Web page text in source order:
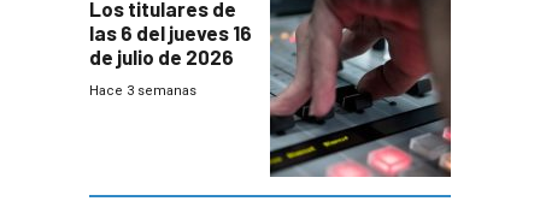
Los titulares de
las 6 del jueves 16
de julio de 2026
Hace 3 semanas